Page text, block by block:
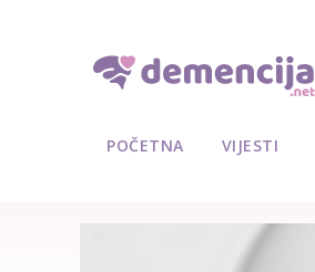
POČETNA VIJESTI